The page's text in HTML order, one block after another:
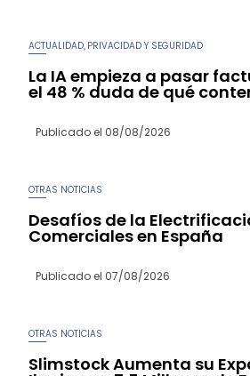
ACTUALIDAD PRIVACIDAD Y SEGURIDAD
La IA empieza a pasar
el 48 % duda de qué
Publicado el 08/08/2026
OTRAS NOTICIAS
Desafíos de la
Comerciales en España
Publicado el 07/08/2026
OTRAS NOTICIAS
Slimstock Aumenta su